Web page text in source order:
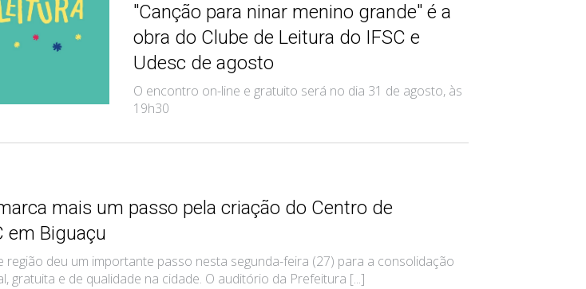
"Canção para ninar menino grande" é a
obra do Clube de Leitura do IFSC e
Udesc de agosto
O encontro on-line e gratuito será no dia 31 de agosto, às
19h30
mais um passo pela criação do Centro de
em Biguaçu
região deu um importante passo nesta segunda-feira (27) para a consolidação
gratuita e de qualidade na cidade. O auditório da Prefeitura [...]